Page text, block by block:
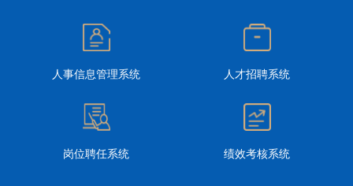
人事信息管理系统 人才招聘系统
岗位聘任系统 绩效考核系统